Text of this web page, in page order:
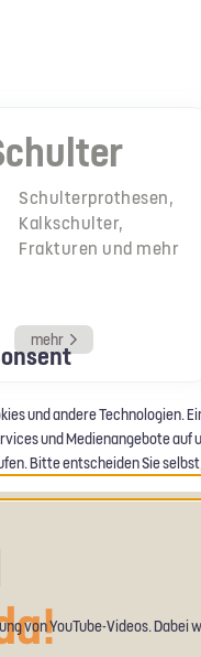
Schulterprothesen,
Kalkschulter,
Frakturen und mehr
mehr
und andere Technologien.
und Medienangebote
Bitte entscheiden Sie
von YouTube-Videos. Dabei